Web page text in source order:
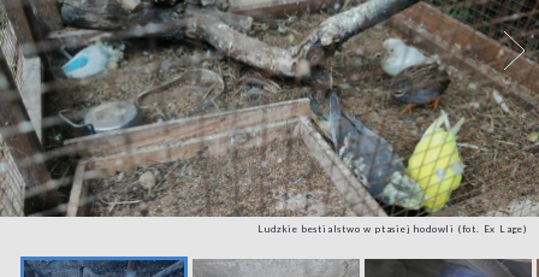
Ludzkie bestialstwo w ptasiej hodowli (fot. Ex Lage)